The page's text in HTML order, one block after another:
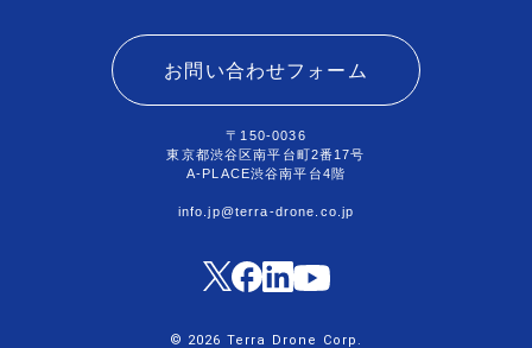
お問い合わせフォーム
〒150-0036
東京都渋谷区南平台町2番17号
A-PLACE渋谷南平台4階
info.jp@terra-drone.co.jp
© 2026 Terra Drone Corp.